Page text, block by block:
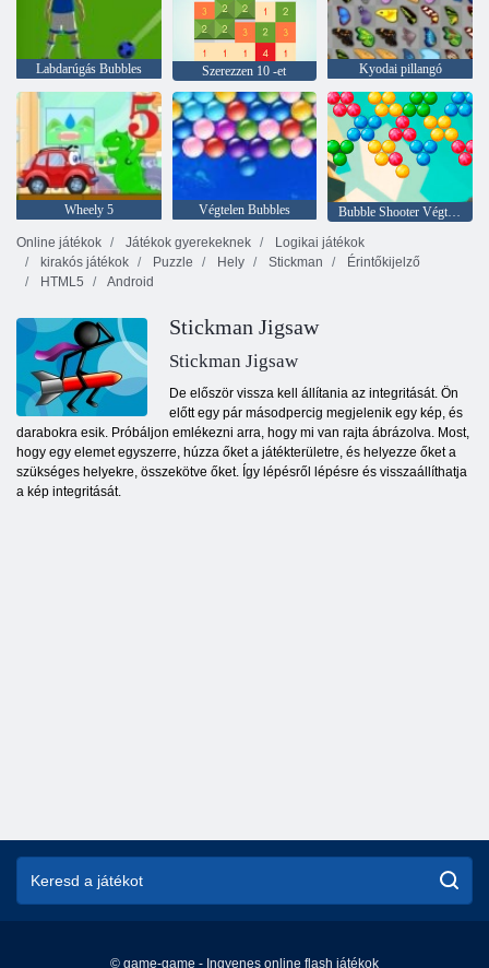
Labdarúgás Bubbles Szerezzen 10 -et Kyodai pillangó
Wheely 5 Végtelen Bubbles
Online játékok
Játékok gyerekeknek
Logikai játékok
kirakós játékok
Puzzle Hely Stickman
Érintőkijelző
HTML5
Android
Stickman Jigsaw
Stickman Jigsaw
De először vissza kell állítania az integritását. Ön
előtt egy pár másodpercig megjelenik egy kép, és
darabokra esik. Próbáljon emlékezni arra, hogy mi van rajta ábrázolva. Most,
hogy egy elemet egyszerre, húzza őket a játékterületre, és helyezze őket a
szükséges helyekre, összekötve őket. Így lépésről lépésre és visszaállíthatja
a kép integritását.
© game-game - Ingyenes online flash játékok